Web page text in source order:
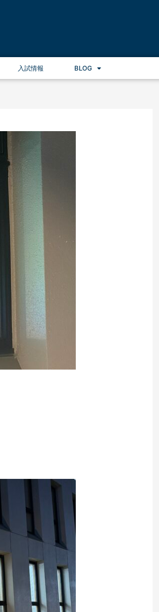
入試情報 BLOG